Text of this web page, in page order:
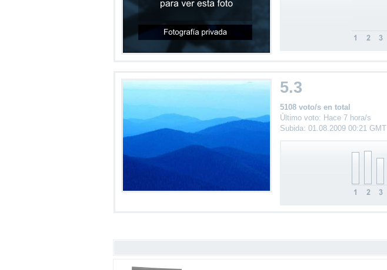
5.3
5108 voto/s en total
Último voto: Hace 7 hora/s
Subida: 01.08.2009 00:21 GMT